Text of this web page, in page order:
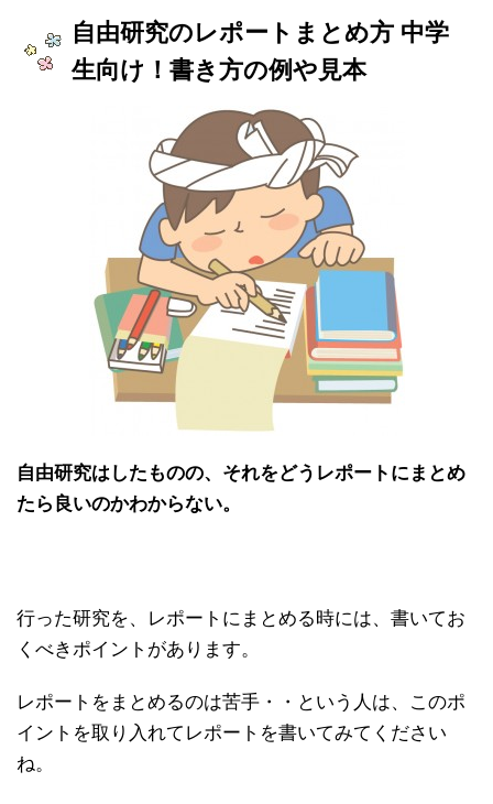
自由研究のレポートまとめ方 中学
生向け！書き方の例や見本
自由研究はしたものの、それをどうレポートにまとめ
たら良いのかわからない。
行った研究を、レポートにまとめる時には、書いてお
くべきポイントがあります。
レポートをまとめるのは苦手・・という人は、このポ
イントを取り入れてレポートを書いてみてください
ね。